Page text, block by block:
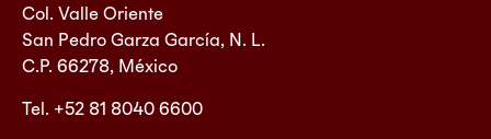
Col. Valle Oriente
San Pedro Garza García, N. L.
C.P. 66278, México
Tel. +52 81 8040 6600